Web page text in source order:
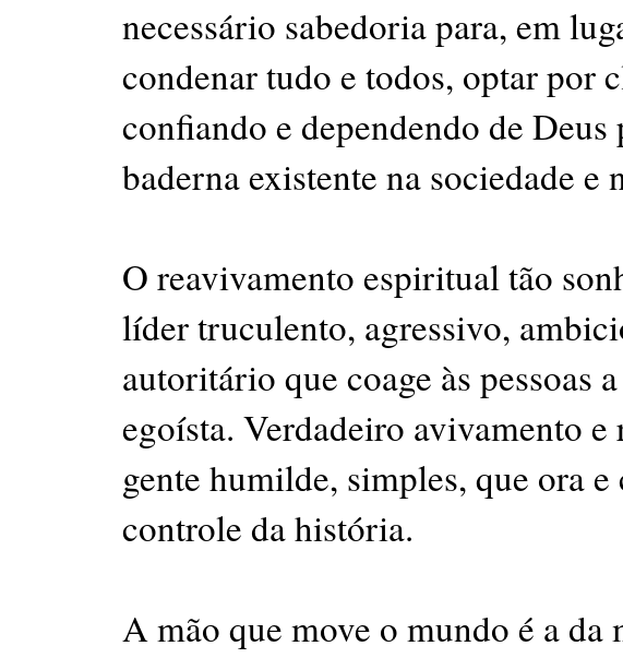
necessário sabedoria para, em
condenar tudo e todos, optar por
confiando e dependendo de
baderna existente na sociedade e
O reavivamento espiritual tão
líder truculento, agressivo,
autoritário que coage às pessoas
egoísta. Verdadeiro avivamento e
gente humilde, simples, que ora
controle da história.
A mão que move o mundo é a da